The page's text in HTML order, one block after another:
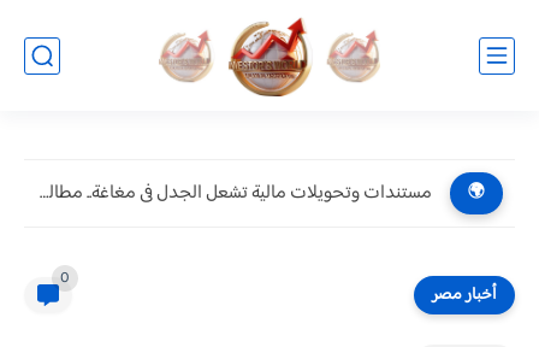
🌍 مستندات وتحويلات مالية تشعل الجدل فى مغاغة.. مطالبات بالتحقيق فى...
أخبار مصر
0